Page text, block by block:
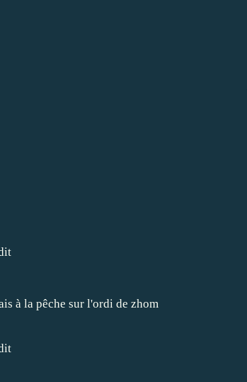
à la pêche sur l'ordi de zhom